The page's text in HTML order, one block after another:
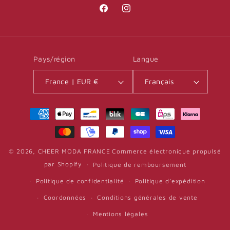
FacebookInstagram
Pays/région
France | EUR €
Langue
Français
Moyens
paiement
© 2026, CHEER MODA FRANCE Commerce électronique propulsé
par Shopify
Politique de remboursement
Politique de confidentialité Politique d’expédition
Coordonnées Conditions générales de vente
Mentions légales